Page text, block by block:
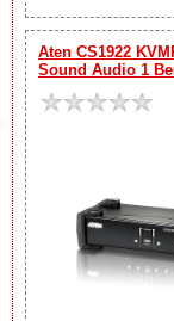
Aten CS1922
Sound Audio 1